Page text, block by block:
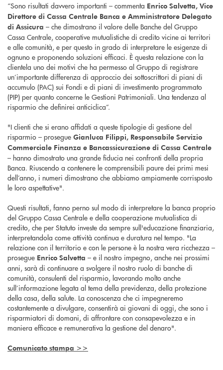
“Sono risultati davvero importanti – commenta Enrico Salvetta, Vice
Direttore di Cassa Centrale Banca e Amministratore Delegato
di Assicura – che dimostrano il valore delle Banche del Gruppo
Cassa Centrale, cooperative mutualistiche di credito vicine ai territori
e alle comunità, e per questo in grado di interpretare le esigenze di
ognuno e proponendo soluzioni efficaci. È questa relazione con la
clientela uno dei motivi che ha permesso al Gruppo di registrare
un’importante differenza di approccio dei sottoscrittori di piani di
accumulo (PAC) sui Fondi e di piani di investimento programmato
(PIP) per quanto concerne le Gestioni Patrimoniali. Una tendenza al
risparmio che definirei anticiclica”.
"I clienti che si erano affidati a queste tipologie di gestione del
risparmio – prosegue Gianluca Filippi, Responsabile Servizio
Commerciale Finanza e Bancassicurazione di Cassa Centrale
– hanno dimostrato una grande fiducia nei confronti della propria
Banca. Riuscendo a contenere le comprensibili paure dei primi mesi
dell’anno, i numeri dimostrano che abbiamo ampiamente corrisposto
le loro aspettative".
Questi risultati, fanno perno sul modo di interpretare la banca proprio
del Gruppo Cassa Centrale e della cooperazione mutualistica di
credito, che per Statuto investe da sempre sull'educazione finanziaria,
interpretandola come attività continua e duratura nel tempo. "La
relazione con il territorio e con le persone è la nostra vera ricchezza –
prosegue Enrico Salvetta – e il nostro impegno, anche nei prossimi
anni, sarà di continuare a svolgere il nostro ruolo di banche di
comunità, consulenti del risparmio, lavorando molto anche
sull’informazione legata al tema della previdenza, della protezione
della casa, della salute. La conoscenza che ci impegneremo
costantemente a divulgare, consentirà ai giovani di oggi, che sono i
risparmiatori di domani, di affrontare con consapevolezza e in
maniera efficace e remunerativa la gestione del denaro".
Comunicato stampa >>